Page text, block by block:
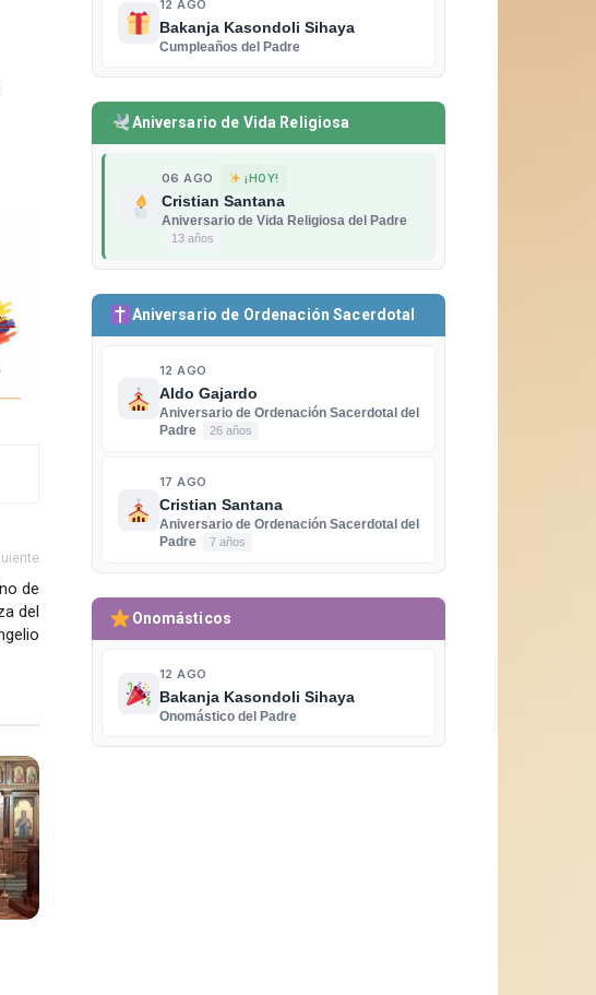
de
del
12 AGO
Bakanja Kasondoli Sihaya
Cumpleaños del Padre
Aniversario de Vida Religiosa
06 AGO ¡HOY!
Cristian Santana
Aniversario de Vida Religiosa del Padre
13 años
Aniversario de Ordenación Sacerdotal
12 AGO
Aldo Gajardo
Aniversario de Ordenación Sacerdotal del
Padre
26 años
17 AGO
Cristian Santana
Aniversario de Ordenación Sacerdotal del
Padre
7 años
Onomásticos
12 AGO
Bakanja Kasondoli Sihaya
Onomástico del Padre